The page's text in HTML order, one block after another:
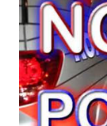
Mota
Coordenador
Anjos, também
curso. O
Itacarambi está
ocorrido no